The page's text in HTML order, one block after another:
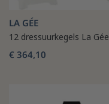
LA GÉE
12 dressuurkegels La Gée
€ 364,10